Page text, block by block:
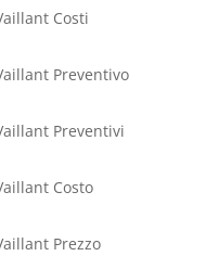
Costi
Preventivo
Preventivi
Costo
Prezzo